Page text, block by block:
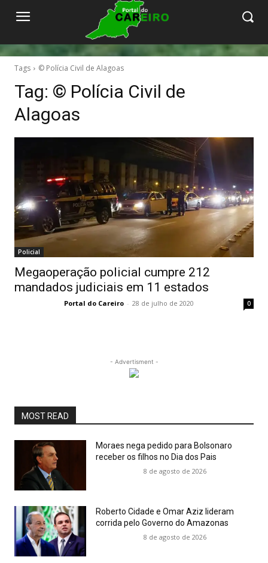
Tags © Polícia Civil de Alagoas
Tag: © Polícia Civil de
Alagoas
Policial
Megaoperação policial cumpre 212
mandados judiciais em 11 estados
Portal do Careiro - 28 de julho de 2020 0
- Advertisment -
MOST READ
Moraes nega pedido para Bolsonaro
receber os filhos no Dia dos Pais
8 de agosto de 2026
Roberto Cidade e Omar Aziz lideram
corrida pelo Governo do Amazonas
8 de agosto de 2026